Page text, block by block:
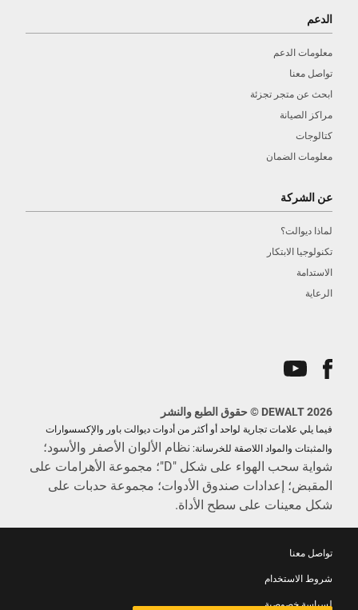
الدعم
معلومات الدعم
تواصل معنا
ابحث عن متجر تجزئة
مراكز الصيانة
كتالوجات
معلومات الضمان
عن الشركة
لماذا ديوالت؟
تكنولوجيا الابتكار
الاستدامة
الرعاية
DEWALT 2026 © حقوق الطبع والنشر
فيما يلي علامات تجارية لواحد أو أكثر من أدوات ديوالت باور والإكسسوارات
والمثبتات والمواد اللاصقة للخرسانة: نظام الألوان الأصفر والأسود؛
شواية سحب الهواء على شكل "D"؛ مجموعة الأهرامات على
المقبض؛ إعدادات صندوق الأدوات؛ مجموعة حدبات على
شكل معينات على سطح الأداة.
تواصل معنا
شروط الاستخدام
لسياسة خصوصية